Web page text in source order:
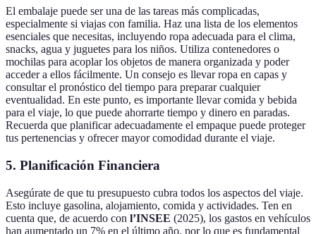
El embalaje puede ser una de las tareas más complicadas,
especialmente si viajas con familia. Haz una lista de los elementos
esenciales que necesitas, incluyendo ropa adecuada para el clima,
snacks, agua y juguetes para los niños. Utiliza contenedores o
mochilas para acoplar los objetos de manera organizada y poder
acceder a ellos fácilmente. Un consejo es llevar ropa en capas y
consultar el pronóstico del tiempo para preparar cualquier
eventualidad. En este punto, es importante llevar comida y bebida
para el viaje, lo que puede ahorrarte tiempo y dinero en paradas.
Recuerda que planificar adecuadamente el empaque puede proteger
tus pertenencias y ofrecer mayor comodidad durante el viaje.
5. Planificación Financiera
Asegúrate de que tu presupuesto cubra todos los aspectos del viaje.
Esto incluye gasolina, alojamiento, comida y actividades. Ten en
cuenta que, de acuerdo con l’INSEE (2025), los gastos en vehículos
han aumentado un 7% en el último año, por lo que es fundamental